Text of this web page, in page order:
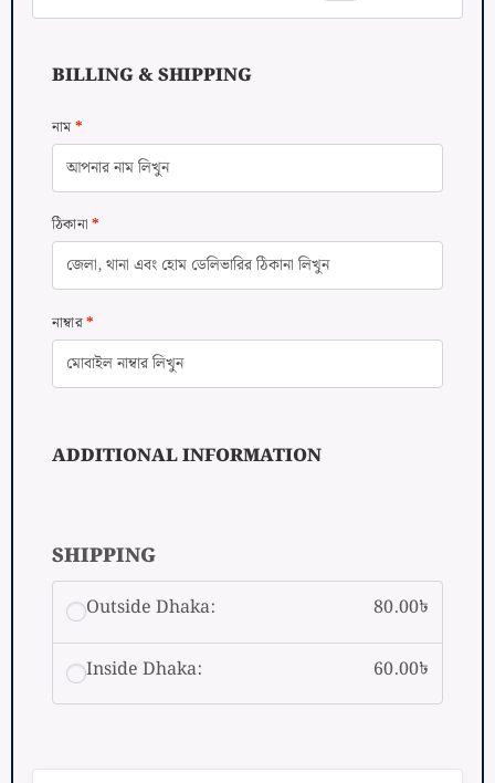
BILLING & SHIPPING
নাম*
ঠিকানা*
নাম্বার*
ADDITIONAL INFORMATION
SHIPPING
Outside Dhaka: 80.00৳
Inside Dhaka: 60.00৳